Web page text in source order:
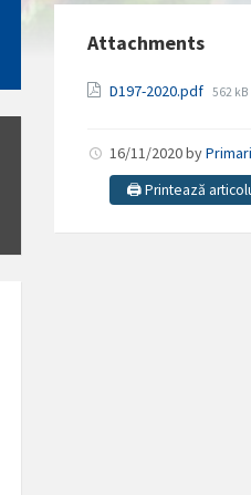
Attachments
D197-2020.pdf File
562 kB
16/11/2020by
🖨️ Printează